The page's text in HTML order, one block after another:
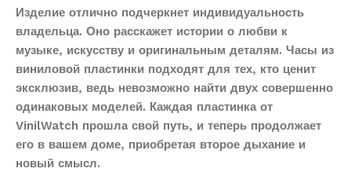
Изделие отлично подчеркнет индивидуальность
владельца. Оно расскажет истории о любви к
музыке, искусству и оригинальным деталям. Часы из
виниловой пластинки подходят для тех, кто ценит
эксклюзив, ведь невозможно найти двух совершенно
одинаковых моделей. Каждая пластинка от
VinilWatch прошла свой путь, и теперь продолжает
его в вашем доме, приобретая второе дыхание и
новый смысл.